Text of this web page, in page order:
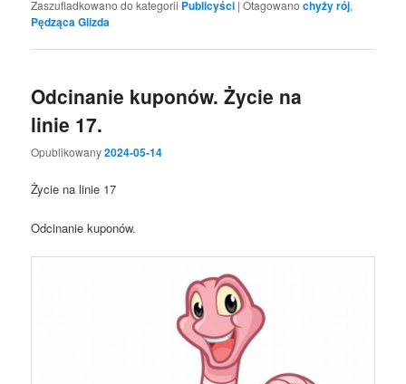
Zaszufladkowano do kategorii Publicyści |Otagowano chyży rój,
Pędząca Glizda
Odcinanie kuponów. Życie na
linie 17.
Opublikowany2024-05-14
Życie na linie 17
Odcinanie kuponów.